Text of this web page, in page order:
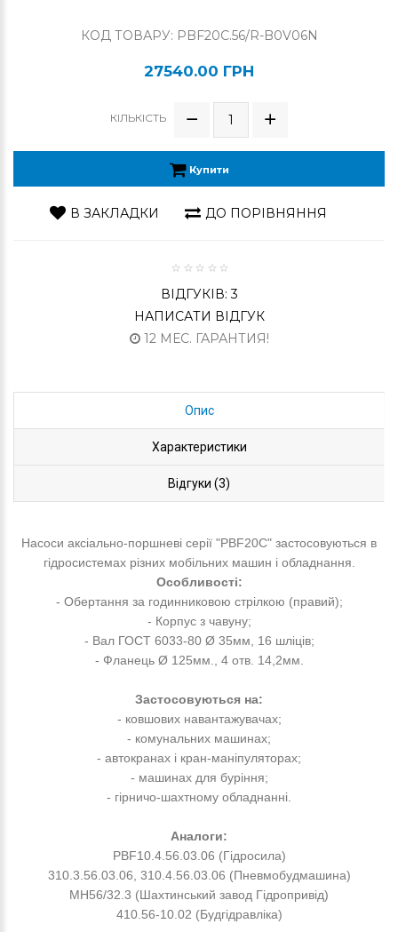
КОД ТОВАРУ: PBF20C.56/R-B0V06N
27540.00 ГРН
КІЛЬКІСТЬ
Купити
В ЗАКЛАДКИ ДО ПОРІВНЯННЯ
ВІДГУКІВ: 3
НАПИСАТИ ВІДГУК
12 МЕС. ГАРАНТИЯ!
Опис
Характеристики
Відгуки (3)
Насоси аксіально-поршневі серії "РBF20С" застосовуються в
гідросистемах різних мобільних машин і обладнання.
Особливості:
- Обертання за годинниковою стрілкою (правий);
- Корпус з чавуну;
- Вал ГОСТ 6033-80 Ø 35мм, 16 шліців;
- Фланець Ø 125мм., 4 отв. 14,2мм.
Застосовуються на:
- ковшових навантажувачах;
- комунальних машинах;
- автокранах і кран-маніпуляторах;
- машинах для буріння;
- гірничо-шахтному обладнанні.
Аналоги:
PBF10.4.56.03.06 (Гідросила)
310.3.56.03.06, 310.4.56.03.06 (Пневмобудмашина)
МН56/32.3 (Шахтинський завод Гідропривід)
410.56-10.02 (Будгідравліка)